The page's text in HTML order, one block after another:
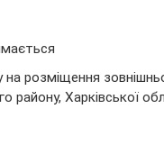
розміщення
району, Харківської